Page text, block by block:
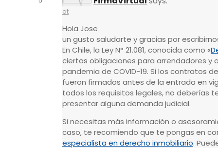
at
Hola Jose
un gusto saludarte y gracias por
En Chile, la Ley N° 21.081, conocida como «
ciertas obligaciones para arrendadores y
pandemia de COVID-19. Si los contratos
fueron firmados antes de la entrada en
todos los requisitos legales, no deberías
presentar alguna demanda judicial.
Si necesitas más información o
caso, te recomiendo que te pongas en
especialista en derecho inmobiliario.